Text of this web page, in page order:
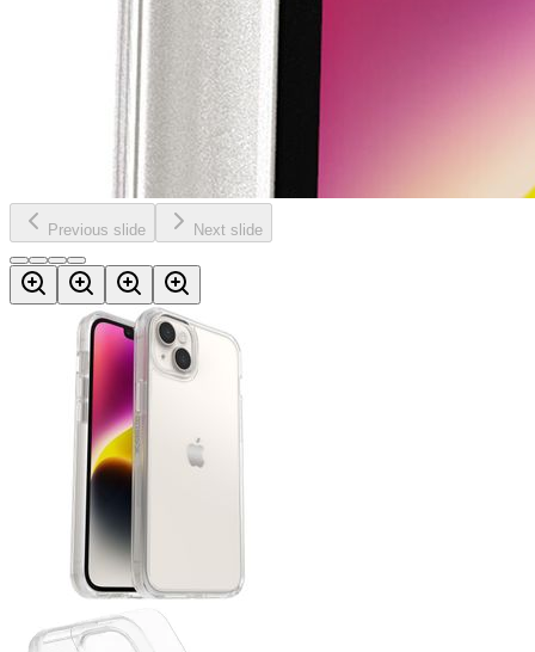
Previous slide Next slide